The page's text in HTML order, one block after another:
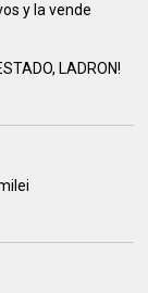
y la vende
LADRON!